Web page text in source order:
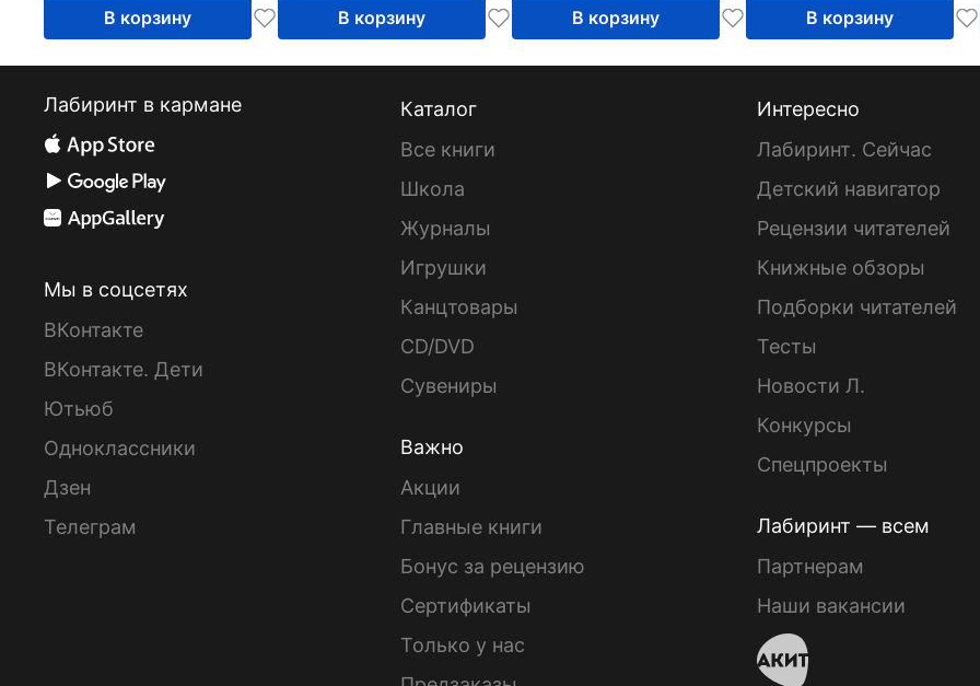
В корзину В корзину В корзину В корзину
Лабиринт в кармане
Мы в соцсетях
ВКонтакте
ВКонтакте. Дети
Ютьюб
Одноклассники
Дзен
Телеграм
Каталог
Все книги
Школа
Журналы
Игрушки
Канцтовары
CD/DVD
Сувениры
Важно
Акции
Главные книги
Бонус за рецензию
Сертификаты
Только у нас
Интересно
Лабиринт. Сейчас
Детский навигатор
Рецензии читателей
Книжные обзоры
Подборки читателей
Тесты
Новости Л.
Конкурсы
Спецпроекты
Лабиринт — всем
Партнерам
Наши вакансии